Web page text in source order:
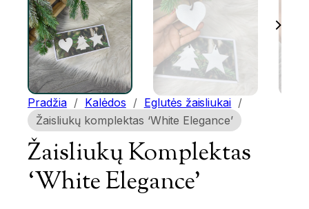
Pradžia / Kalėdos / Eglutės žaisliukai /
Žaisliukų komplektas ‘White Elegance’
Žaisliukų Komplektas
‘White Elegance’